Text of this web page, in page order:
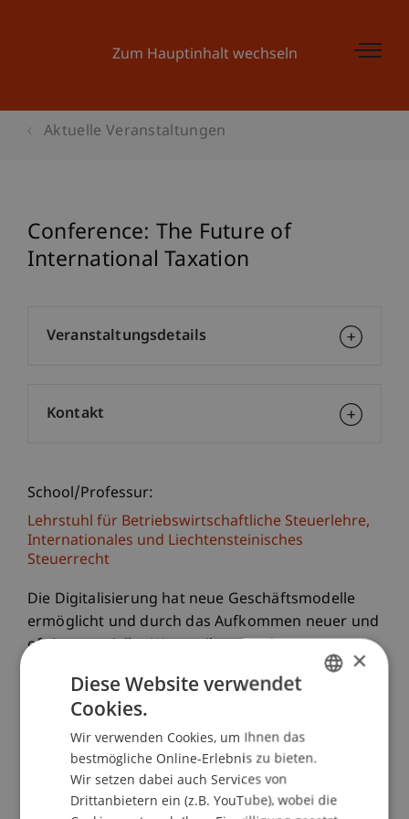
Zum Hauptinhalt wechseln
Aktuelle Veranstaltungen
Conference: The Future of
International Taxation
School/Professur:
Lehrstuhl für Betriebswirtschaftliche Steuerlehre,
Internationales und Liechtensteinisches
Steuerrecht
Die Digitalisierung hat neue Geschäftsmodelle
ermöglicht und durch das Aufkommen neuer und
oft immaterieller Werttreiber wurden ganze
Sektoren revolutioniert. Im Hinblick auf diese
Entwicklungen stellt sich die Frage, ob die
internationalen Einkommenssteuerregeln, die vor
mehr als einem Jahrhundert entwickelt wurden,
weiterhin zweckmässig sind.
Die Konferenz widmet sich den steuerlichen
Veranstaltungsdetails
Kontakt
×
Diese Website verwendet
Cookies.
Wir verwenden Cookies, um Ihnen das
bestmögliche Online-Erlebnis zu bieten.
Wir setzen dabei auch Services von
Drittanbietern ein (z.B. YouTube), wobei die